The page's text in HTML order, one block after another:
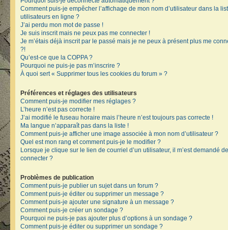
Comment puis-je empêcher l’affichage de mon nom d’utilisateur dans la
utilisateurs en ligne ?
J’ai perdu mon mot de passe !
Je suis inscrit mais ne peux pas me connecter !
Je m’étais déjà inscrit par le passé mais je ne peux à présent plus me
?!
Qu’est-ce que la COPPA ?
Pourquoi ne puis-je pas m’inscrire ?
À quoi sert « Supprimer tous les cookies du forum » ?
Préférences et réglages des utilisateurs
Comment puis-je modifier mes réglages ?
L’heure n’est pas correcte !
J’ai modifié le fuseau horaire mais l’heure n’est toujours pas correcte !
Ma langue n’apparaît pas dans la liste !
Comment puis-je afficher une image associée à mon nom d’utilisateur ?
Quel est mon rang et comment puis-je le modifier ?
Lorsque je clique sur le lien de courriel d’un utilisateur, il m’est demandé
connecter ?
Problèmes de publication
Comment puis-je publier un sujet dans un forum ?
Comment puis-je éditer ou supprimer un message ?
Comment puis-je ajouter une signature à un message ?
Comment puis-je créer un sondage ?
Pourquoi ne puis-je pas ajouter plus d’options à un sondage ?
Comment puis-je éditer ou supprimer un sondage ?